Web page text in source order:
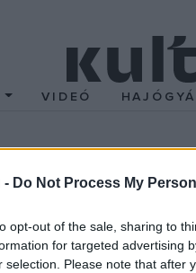
- Do Not Process My
opt-out of the sale, sharing to
for targeted advertising
selection. Please note that after
VIDEÓ
új
határait
építészeti eszközökkel új